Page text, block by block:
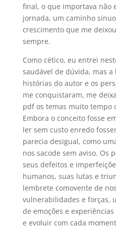
final, o que importava não
jornada, um caminho
crescimento que me
sempre.
Como cético, eu entrei
saudável de dúvida, mas
histórias do autor e os
me conquistaram, me
pdf os temas muito tempo
Embora o conceito fosse
ler sem custo enredo
parecia desigual, como
nos sacode sem aviso. Os
seus defeitos e
humanos, suas lutas e
lembrete comovente de
vulnerabilidades e forças,
de emoções e
e evoluir com cada